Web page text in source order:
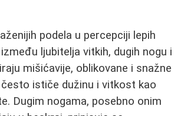
podela u percepciji lepih
ljubitelja vitkih, dugih nogu i
mišićavije, oblikovane i snažne
ističe dužinu i vitkost kao
Dugim nogama, posebno onim